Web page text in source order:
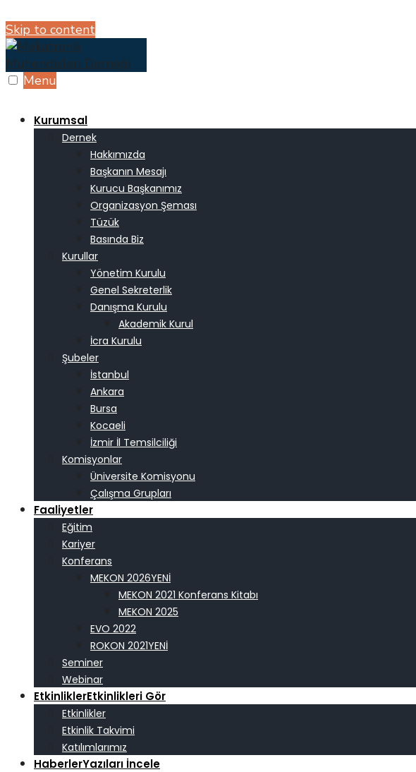
Skip to content
Menu
Kurumsal
Dernek
Hakkımızda
Başkanın Mesajı
Kurucu Başkanımız
Organizasyon Şeması
Tüzük
Basında Biz
Kurullar
Yönetim Kurulu
Genel Sekreterlik
Danışma Kurulu
Akademik Kurul
İcra Kurulu
Şubeler
İstanbul
Ankara
Bursa
Kocaeli
İzmir İl Temsilciliği
Komisyonlar
Üniversite Komisyonu
Çalışma Grupları
Faaliyetler
Eğitim
Kariyer
Konferans
MEKON 2026
MEKON 2021 Konferans Kitabı
MEKON 2025
EVO 2022
ROKON 2021
Seminer
Webinar
EtkinliklerEtkinlikleri Gör
Etkinlikler
Etkinlik Takvimi
Katılımlarımız
HaberlerYazıları İncele